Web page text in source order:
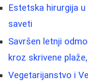
Estetska hirurgija
saveti
Savršen letnji
kroz skrivene
Vegetarijanstvo i